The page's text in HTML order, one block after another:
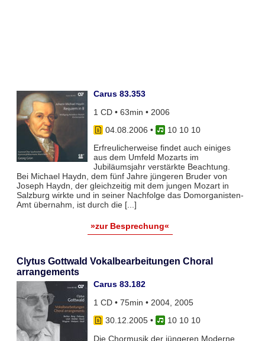
Carus 83.353
1 CD • 63min • 2006
04.08.2006 •
10 10 10
Erfreulicherweise findet auch einiges
aus dem Umfeld Mozarts im
Jubiläumsjahr verstärkte Beachtung.
Bei Michael Haydn, dem fünf Jahre jüngeren Bruder von
Joseph Haydn, der gleichzeitig mit dem jungen Mozart in
Salzburg wirkte und in seiner Nachfolge das Domorganisten-
Amt übernahm, ist durch die [...]
»zur Besprechung«
Clytus Gottwald Vokalbearbeitungen Choral
arrangements
Carus 83.182
1 CD • 75min • 2004, 2005
30.12.2005•
10 10 10
Die Chormusik der jüngeren Moderne